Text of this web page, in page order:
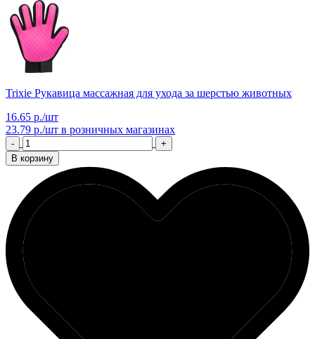
Trixie Рукавица массажная для ухода за шерстью животных
16.65 р./шт
23.79 р./шт в розничных магазинах
-
+
В корзину